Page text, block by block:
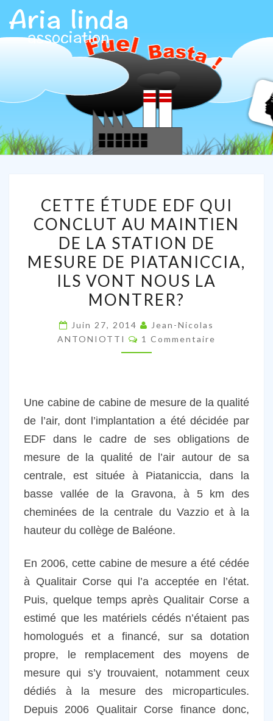
Association
Aria Linda
ÉTUDE
EDF
QUI
CONCLUT
AU
MAINTIEN
DE
LA
STATION
DE
PIATANICCIA,
ILS
VONT
NOUS
LA
MONTRER?
CETTE ÉTUDE EDF QUI
CONCLUT AU MAINTIEN
DE LA STATION DE
MESURE DE PIATANICCIA,
ILS VONT NOUS LA
MONTRER?
Juin 27, 2014
Jean-Nicolas
ANTONIOTTI
Commentaires
1 Commentaire
Une cabine de cabine de mesure de la qualité
de l’air, dont l’implantation a été décidée par
EDF dans le cadre de ses obligations de
mesure de la qualité de l’air autour de sa
centrale, est située à Piataniccia, dans la
basse vallée de la Gravona, à 5 km des
cheminées de la centrale du Vazzio et à la
hauteur du collège de Baléone.
En 2006, cette cabine de mesure a été cédée
à Qualitair Corse qui l’a acceptée en l’état.
Puis, quelque temps après Qualitair Corse a
estimé que les matériels cédés n’étaient pas
homologués et a financé, sur sa dotation
propre, le remplacement des moyens de
mesure qui s’y trouvaient, notamment ceux
dédiés à la mesure des microparticules.
Depuis 2006 Qualitair Corse finance donc,